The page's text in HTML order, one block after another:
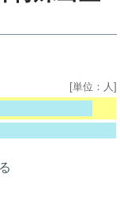
[単位：人]